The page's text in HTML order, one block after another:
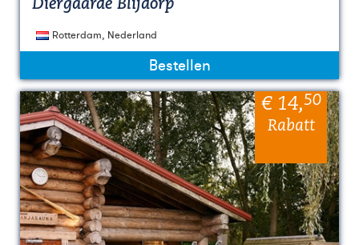
Diergaarde Blijdorp
Rotterdam, Nederland
Bestellen
€ 14,50
Rabatt